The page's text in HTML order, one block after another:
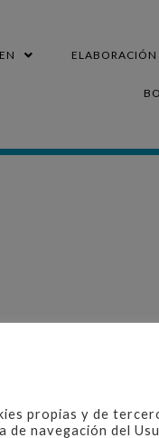
ELABORACIÓN
Alcalde Álvaro
propias y de
de navegación del